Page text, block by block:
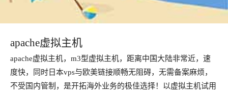
apache虚拟主机
apache虚拟主机，m3型虚拟主机，距离中国大陆非常近，速
度快，同时日本vps与欧美链接顺畅无阻碍，无需备案麻烦，
不受国内管制，是开拓海外业务的极佳选择！以虚拟主机试用